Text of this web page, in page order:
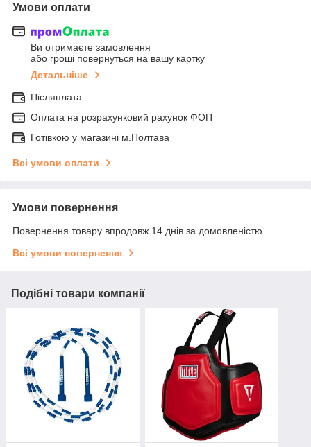
Умови оплати
Ви отримаєте замовлення
або гроші повернуться на вашу картку
Детальніше
Післяплата
Оплата на розрахунковий рахунок ФОП
Готівкою у магазині м.Полтава
Всі умови оплати
Умови повернення
Повернення товару впродовж 14 днів за домовленістю
Всі умови повернення
Подібні товари компанії